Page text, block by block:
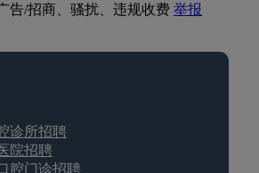
告/招商、骚扰、违规收费举报
诊所招聘
院招聘
腔门诊招聘